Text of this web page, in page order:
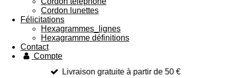
Cordon lunettes
Félicitations
Hexagrammes_lignes
Hexagramme définitions
Contact
Compte
Livraison gratuite à partir de 50 €